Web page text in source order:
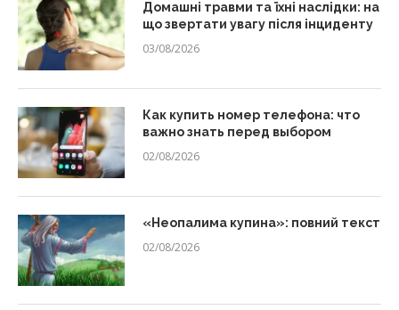
Домашні травми та їхні наслідки: на
що звертати увагу після інциденту
03/08/2026
Как купить номер телефона: что
важно знать перед выбором
02/08/2026
«Неопалима купина»: повний текст
02/08/2026